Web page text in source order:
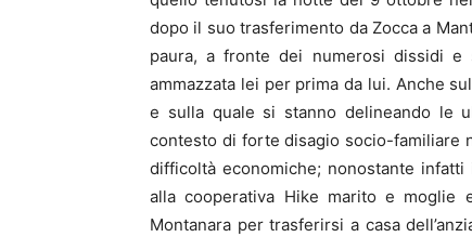
dopo il suo trasferimento da Zocca a
paura, a fronte dei numerosi dissidi e
ammazzata lei per prima da lui. Anche
e sulla quale si stanno delineando le
contesto di forte disagio socio-familiare
difficoltà economiche; nonostante
alla cooperativa Hike marito e moglie
Montanara per trasferirsi a casa